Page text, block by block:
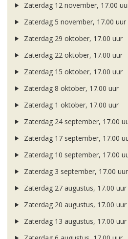
Zaterdag 12 november, 17.00
Zaterdag 5 november, 17.00 uur
Zaterdag 29 oktober, 17.00 uur
Zaterdag 22 oktober, 17.00 uur
Zaterdag 15 oktober, 17.00 uur
Zaterdag 8 oktober, 17.00 uur
Zaterdag 1 oktober, 17.00 uur
Zaterdag 24 september, 17.00
Zaterdag 17 september, 17.00
Zaterdag 10 september, 17.00
Zaterdag 3 september, 17.00 uur
Zaterdag 27 augustus, 17.00 uur
Zaterdag 20 augustus, 17.00 uur
Zaterdag 13 augustus, 17.00 uur